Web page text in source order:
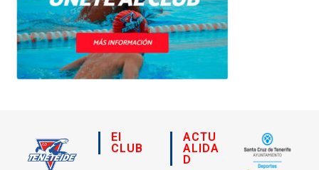
El
CLUB
ACTU
ALIDA
D